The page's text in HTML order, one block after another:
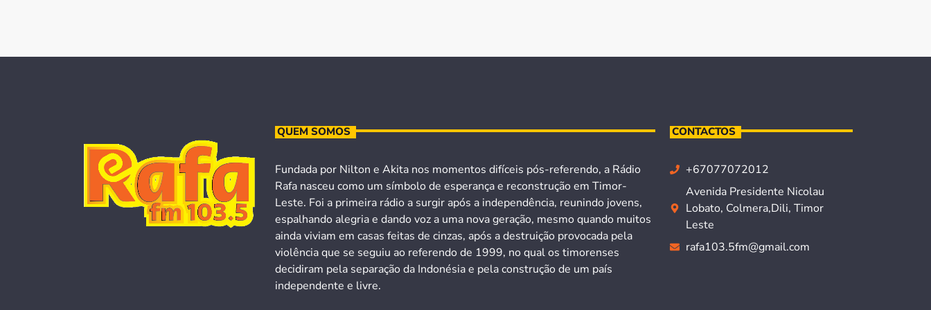
QUEM SOMOS
Fundada por Nilton e Akita nos momentos difíceis pós-referendo, a Rádio
Rafa nasceu como um símbolo de esperança e reconstrução em Timor-
Leste. Foi a primeira rádio a surgir após a independência, reunindo jovens,
espalhando alegria e dando voz a uma nova geração, mesmo quando muitos
ainda viviam em casas feitas de cinzas, após a destruição provocada pela
violência que se seguiu ao referendo de 1999, no qual os timorenses
decidiram pela separação da Indonésia e pela construção de um país
independente e livre.
CONTACTOS
+67077072012
Avenida Presidente Nicolau
Lobato, Colmera,Dili, Timor
Leste
rafa103.5fm@gmail.com